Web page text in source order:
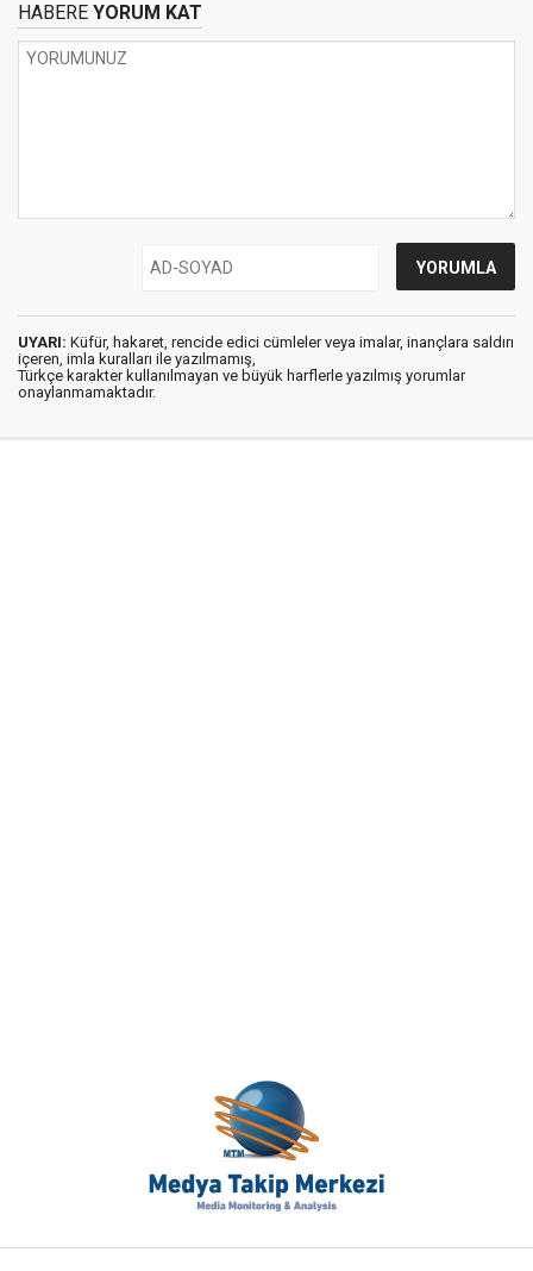
HABERE YORUM KAT
UYARI: Küfür, hakaret, rencide edici cümleler veya imalar, inançlara saldırı
içeren, imla kuralları ile yazılmamış,
Türkçe karakter kullanılmayan ve büyük harflerle yazılmış yorumlar
onaylanmamaktadır.